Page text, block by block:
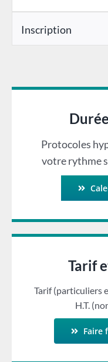
Inscription
Protocoles
votre rythme
Tarif
Tarif (particuliers
H.T.
Faire